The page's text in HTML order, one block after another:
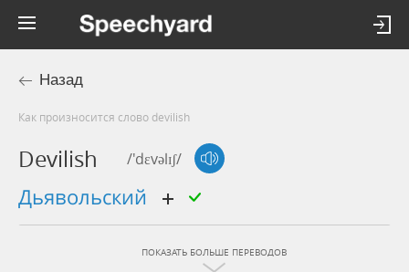
Назад
Как произносится слово devilish
Devilish /'dɛvəlɪʃ/
дьявольский
ПОКАЗАТЬ БОЛЬШЕ ПЕРЕВОДОВ